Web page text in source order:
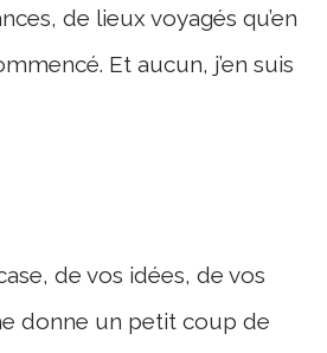
de lieux voyagés qu’en
Et aucun, j’en suis
de vos idées, de vos
donne un petit coup de